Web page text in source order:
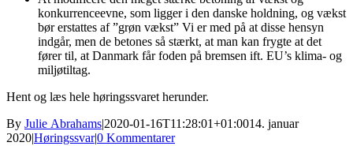
konkurrenceevne, som ligger i den danske holdning, og vækst
bør erstattes af ”grøn vækst” Vi er med på at disse hensyn
indgår, men de betones så stærkt, at man kan frygte at det
fører til, at Danmark får foden på bremsen ift. EU’s klima- og
miljøtiltag.
Hent og læs hele høringssvaret herunder.
By Julie Abrahams|2020-01-16T11:28:01+01:0014. januar
2020|Høringssvar|0 Kommentarer